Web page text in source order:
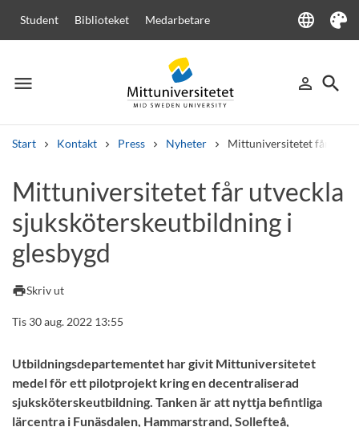
Student Biblioteket Medarbetare language
Language
Tema
menu
Meny person_outline
Logga in
search
Sök
Start Kontakt Press Nyheter Mittuniversitetet får
Andra söktjänster
Kurser och programKursplanerVälkomstbrevPersonal
Lediga jobb
Mittuniversitetet får utveckla
sjuksköterskeutbildning i
glesbygd
printSkriv ut
Tis 30 aug. 2022 13:55
Utbildningsdepartementet har givit Mittuniversitetet
medel för ett pilotprojekt kring en decentraliserad
sjuksköterskeutbildning. Tanken är att nyttja befintliga
lärcentra i Funäsdalen, Hammarstrand, Sollefteå,